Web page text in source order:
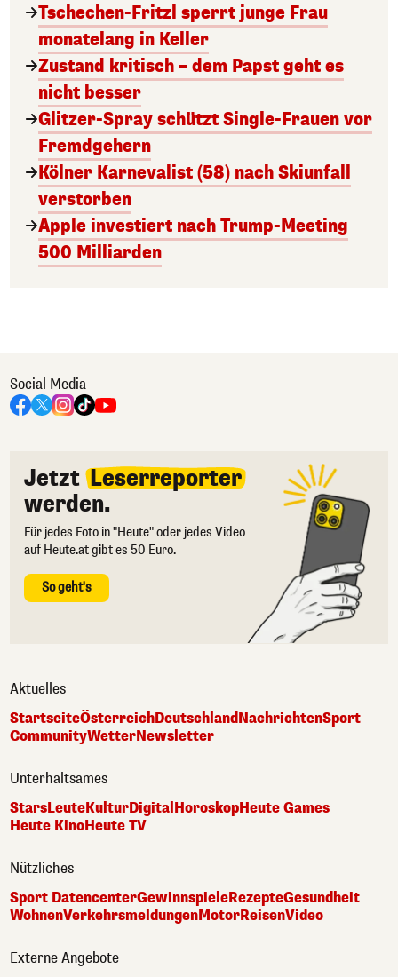
Tschechen-Fritzl sperrt junge Frau
monatelang in Keller
Zustand kritisch – dem Papst geht es
nicht besser
Glitzer-Spray schützt Single-Frauen vor
Fremdgehern
Kölner Karnevalist (58) nach Skiunfall
verstorben
Apple investiert nach Trump-Meeting
500 Milliarden
Social Media
Jetzt Leserreporter
werden.
Für jedes Foto in "Heute" oder jedes Video
auf Heute.at gibt es 50 Euro.
So geht's
Aktuelles
StartseiteÖsterreichDeutschlandNachrichtenSport
CommunityWetterNewsletter
Unterhaltsames
StarsLeuteKulturDigital HoroskopHeute Games
Heute KinoHeute TV
Nützliches
Sport DatencenterGewinnspieleRezepteGesundheit
WohnenVerkehrsmeldungenMotorReisenVideo
Externe Angebote